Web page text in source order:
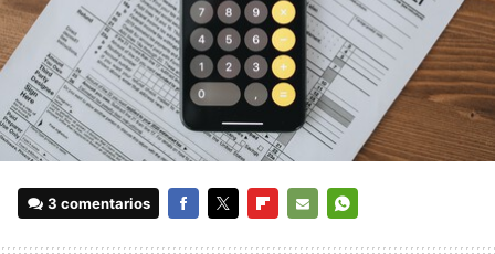
3 comentarios